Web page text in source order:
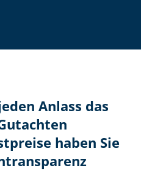
Anlass das
haben Sie